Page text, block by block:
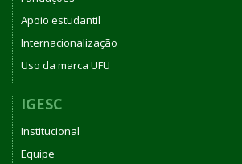
Apoio estudantil
Internacionalização
Uso da marca UFU
IGESC
Institucional
Equipe